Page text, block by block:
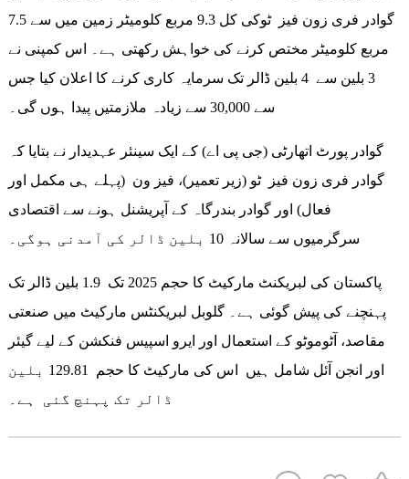
گوادر فری زون فیز ٹوکی کل 9.3 مربع کلومیٹر زمین میں سے 7.5
مربع کلومیٹر مختص کرنے کی خواہش رکھتی ہے۔ اس کمپنی نے
3 بلین سے 4 بلین ڈالر تک سرمایہ کاری کرنے کا اعلان کیا جس
سے 30,000 سے زیادہ ملازمتیں پیدا ہوں گی۔
گوادر پورٹ اتھارٹی (جی پی اے) کے ایک سینئر عہدیدار نے بتایا کہ
گوادر فری زون فیز ٹو (زیر تعمیر)، فیز ون (پہلے ہی مکمل اور
فعال) اور گوادر بندرگاہ کے آپریشنل ہونے سے اقتصادی
سرگرمیوں سے سالانہ 10 بلین ڈالر کی آمدنی ہوگی۔
پاکستان کی لبریکنٹ مارکیٹ کا حجم 2025 تک 1.9 بلین ڈالر تک
پہنچنے کی پیش گوئی ہے۔ گلوبل لبریکنٹس مارکیٹ میں صنعتی
مقاصد، آٹوموٹو کے استعمال اور ایرو اسپیس فنکشن کے لیے گیئر
اور انجن آئل شامل ہیں اس کی مارکیٹ کا حجم 129.81 بلین
ڈالر تک پہنچ گئی ہے۔